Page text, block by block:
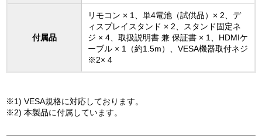
付属品
リモコン × 1、単4電池（試供品）× 2、デ
ィスプレイスタンド × 2、スタンド固定ネ
ジ × 4、取扱説明書 兼 保証書 × 1、HDMIケ
ーブル × 1（約1.5m）、VESA機器取付ネジ
※2× 4
※1) VESA規格に対応しております。
※2) 本製品に付属しています。